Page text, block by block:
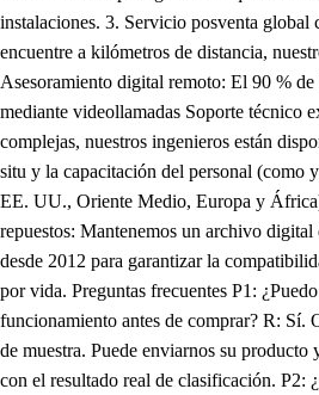
instalaciones. 3. Servicio posventa global
encuentre a kilómetros de distancia,
Asesoramiento digital remoto: El 90 % de
mediante videollamadas Soporte técnico
complejas, nuestros ingenieros están
situ y la capacitación del personal (como
EE. UU., Oriente Medio, Europa y
repuestos: Mantenemos un archivo digital
desde 2012 para garantizar la
por vida. Preguntas frecuentes P1:
funcionamiento antes de comprar? R: Sí.
de muestra. Puede enviarnos su producto
con el resultado real de clasificación. P2: